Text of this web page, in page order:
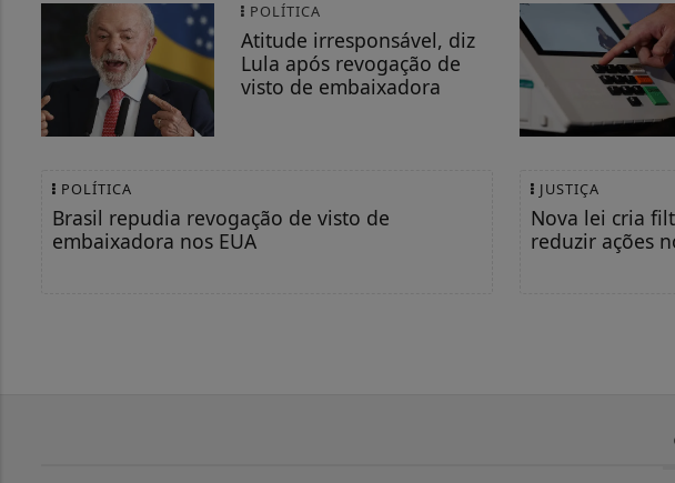
POLÍTICA
Atitude irresponsável, diz
Lula após revogação de
visto de embaixadora
POLÍTICA
Brasil repudia revogação de visto de
embaixadora nos EUA
JUSTIÇA
Nova lei cria
reduzir ações